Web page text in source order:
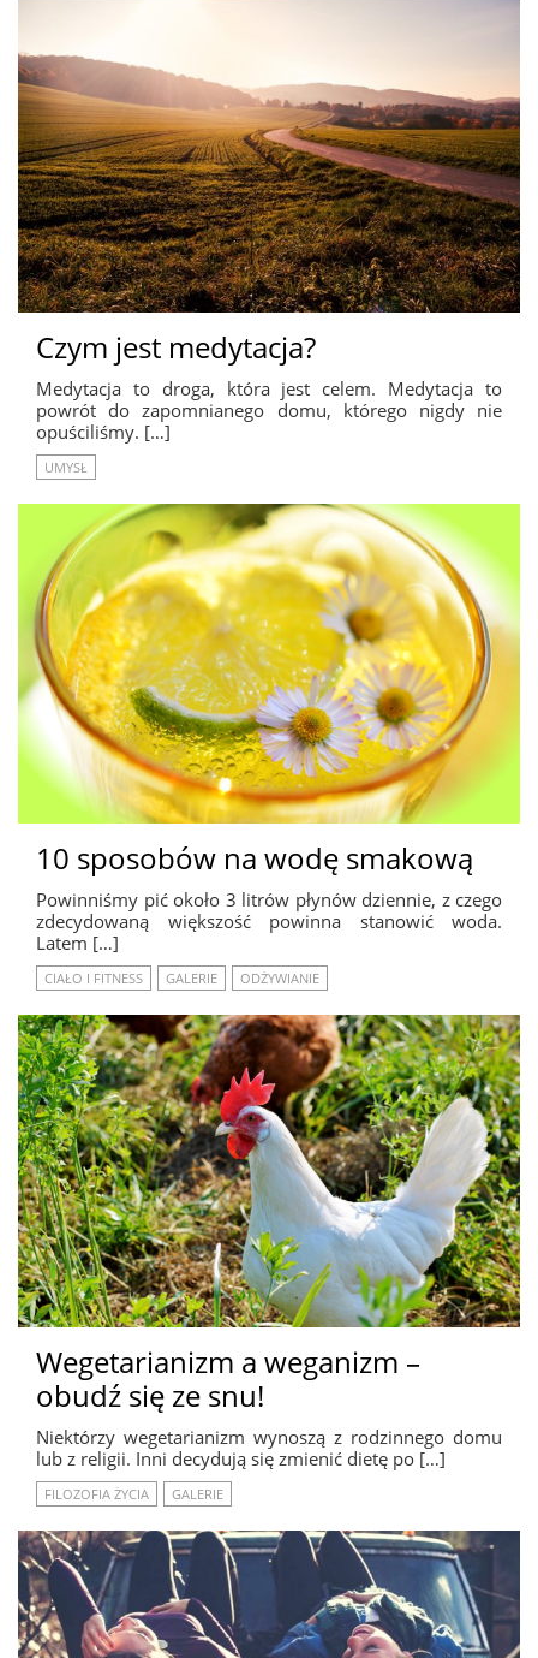
Czym jest medytacja?
Medytacja to droga, która jest celem. Medytacja to
powrót do zapomnianego domu, którego nigdy nie
opuściliśmy. […]
UMYSŁ
10 sposobów na wodę smakową
Powinniśmy pić około 3 litrów płynów dziennie, z czego
zdecydowaną większość powinna stanowić woda.
Latem […]
CIAŁO I FITNESS GALERIE ODŻYWIANIE
Wegetarianizm a weganizm –
obudź się ze snu!
Niektórzy wegetarianizm wynoszą z rodzinnego domu
lub z religii. Inni decydują się zmienić dietę po […]
FILOZOFIA ŻYCIA GALERIE